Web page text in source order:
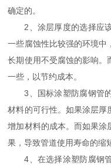
确定的。
2、涂层厚度的选择应
一些腐蚀性比较强的环境中
长期使用不受腐蚀的影响。
一些，以节约成本。
3、国标涂塑防腐钢管
材料的可行性。如果涂层厚
增加材料的成本。而如果涂
果，导致管道使用寿命的缩
4、在选择涂塑防腐钢